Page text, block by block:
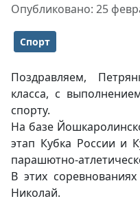
Информация о
Опубликовано: 25
Спорт
Поздравляем,
класса, с
спорту.
На базе
этап Кубка России и
парашютно-
В этих
Николай.